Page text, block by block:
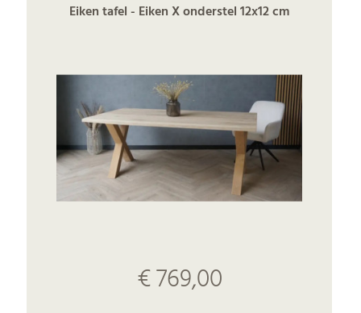
Eiken tafel - Eiken X onderstel 12x12 cm
€ 769,00